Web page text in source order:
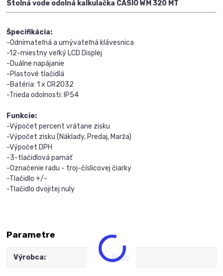
Stolná vode odolná kalkulačka CASIO WM 320 MT
Špecifikácia:
-Odnímateľná a umývateľná klávesnica
-12-miestny veľký LCD Displej
-Duálne napájanie
-Plastové tlačidlá
-Batéria: 1 x CR2032
-Trieda odolnosti: IP54
Funkcie:
-Výpočet percent vrátane zisku
-Výpočet zisku (Náklady, Predaj, Marža)
-Výpočet DPH
-3-tlačidlová pamäť
-Označenie radu - troj-číslicovej čiarky
-Tlačidlo +/-
-Tlačidlo dvojitej nuly
Parametre
Výrobca Casio